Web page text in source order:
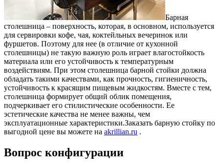
Барная
столешница – поверхность, которая, в основном, используется
для сервировки кофе, чая, коктейльных вечеринок или
фуршетов. Поэтому для нее (в отличие от кухонной
столешницы) не такую важную роль играет влагостойкость
материала или его устойчивость к температурным
воздействиям. При этом столешница барной стойки должна
обладать такими качествами, как прочность, гигиеничность,
устойчивость к красящим пищевым жидкостям. Вместе с тем,
столешница формирует общий облик помещения,
подчеркивает его стилистические особенности. Ее
эстетические качества не менее важны, чем
эксплуатационные характеристики.Заказать барную стойку по
выгодной цене вы можете на akrillian.ru .
Вопрос конфигурации